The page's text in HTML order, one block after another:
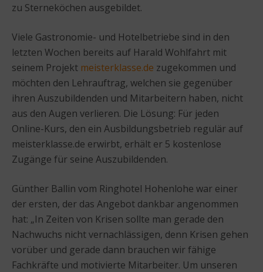
zu Sterneköchen ausgebildet.
Viele Gastronomie- und Hotelbetriebe sind in den
letzten Wochen bereits auf Harald Wohlfahrt mit
seinem Projekt meisterklasse.de zugekommen und
möchten den Lehrauftrag, welchen sie gegenüber
ihren Auszubildenden und Mitarbeitern haben, nicht
aus den Augen verlieren. Die Lösung: Für jeden
Online-Kurs, den ein Ausbildungsbetrieb regulär auf
meisterklasse.de erwirbt, erhält er 5 kostenlose
Zugänge für seine Auszubildenden.
Günther Ballin vom Ringhotel Hohenlohe war einer
der ersten, der das Angebot dankbar angenommen
hat: „In Zeiten von Krisen sollte man gerade den
Nachwuchs nicht vernachlässigen, denn Krisen gehen
vorüber und gerade dann brauchen wir fähige
Fachkräfte und motivierte Mitarbeiter. Um unseren